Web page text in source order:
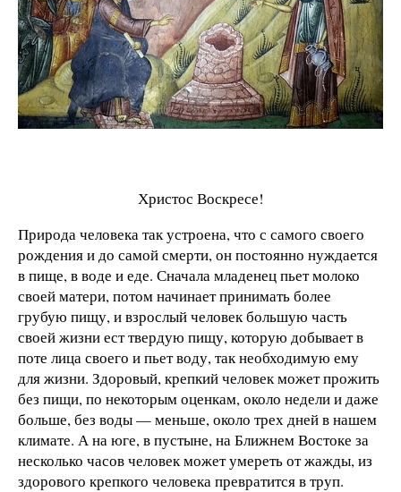
Христос Воскресе!
Природа человека так устроена, что с самого своего
рождения и до самой смерти, он постоянно нуждается
в пище, в воде и еде. Сначала младенец пьет молоко
своей матери, потом начинает принимать более
грубую пищу, и взрослый человек большую часть
своей жизни ест твердую пищу, которую добывает в
поте лица своего и пьет воду, так необходимую ему
для жизни. Здоровый, крепкий человек может прожить
без пищи, по некоторым оценкам, около недели и даже
больше, без воды — меньше, около трех дней в нашем
климате. А на юге, в пустыне, на Ближнем Востоке за
несколько часов человек может умереть от жажды, из
здорового крепкого человека превратится в труп.